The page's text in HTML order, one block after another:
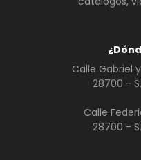
Calle Gabriel
28700 -
Calle
28700 -